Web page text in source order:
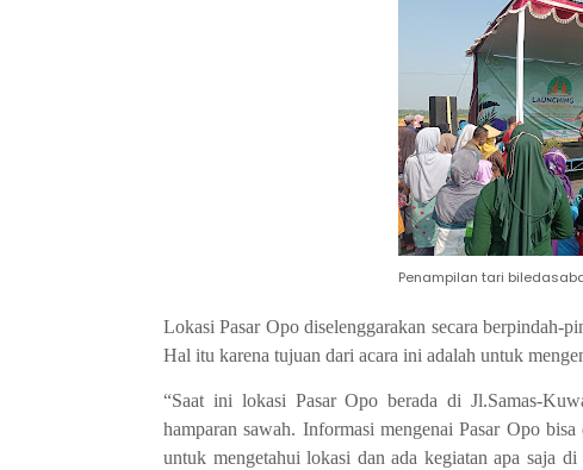
Penampilan tari
Lokasi Pasar Opo diselenggarakan secara berpindah-
Hal itu karena tujuan dari acara ini adalah untuk
“Saat ini lokasi Pasar Opo berada di Jl.Samas-
hamparan sawah. Informasi mengenai Pasar Opo
untuk mengetahui lokasi dan ada kegiatan apa saja